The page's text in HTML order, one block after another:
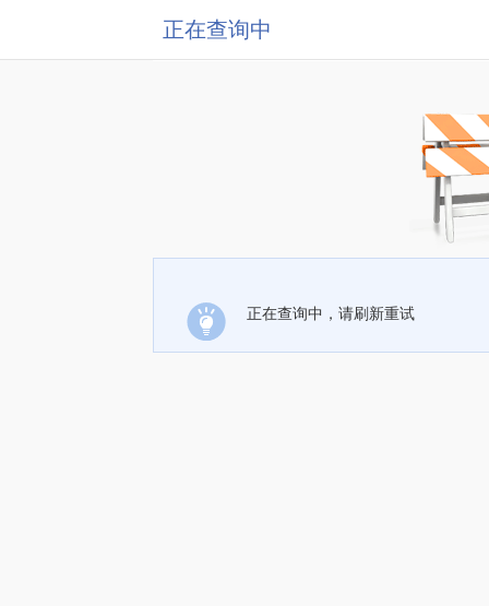
正在查询中
正在查询中，请刷新重试